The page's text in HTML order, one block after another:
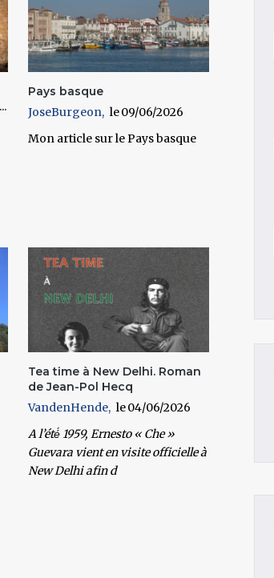
Pays basque
JoseBurgeon
09/06/2026
Mon article sur le Pays basque
Tea time à New Delhi. Roman
de Jean-Pol Hecq
VandenHende
04/06/2026
A l’été́ 1959, Ernesto « Che »
Guevara vient en visite officielle à
New Delhi afin d